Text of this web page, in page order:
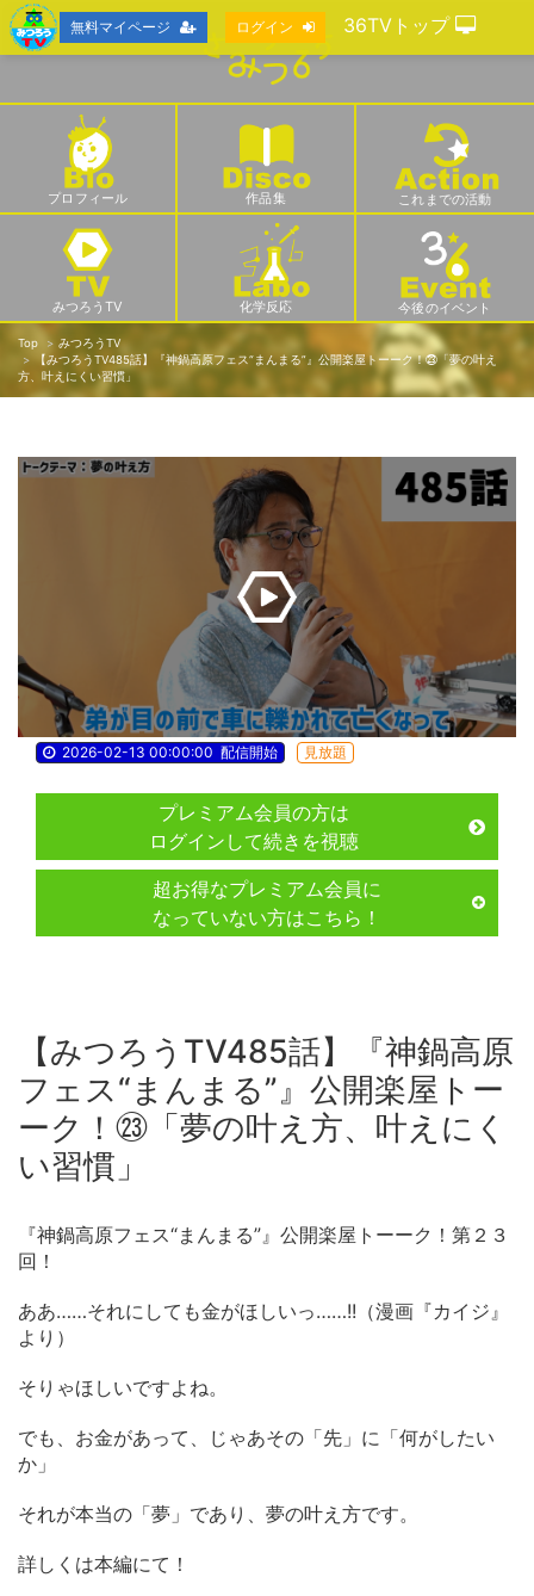
プロフィール 作品集 これまでの活動
みつろうTV 化学反応 今後のイベント
Top
みつろうTV
【みつろうTV485話】『神鍋高原フェス“まんまる”』公開楽屋トーーク！㉓「夢の叶え
方、叶えにくい習慣」
2026-02-13 00:00:00 配信開始 見放題
プレミアム会員の方は
ログインして続きを視聴
超お得なプレミアム会員に
なっていない方はこちら！
【みつろうTV485話】『神鍋高原
フェス“まんまる”』公開楽屋トー
ーク！㉓「夢の叶え方、叶えにく
い習慣」
『神鍋高原フェス“まんまる”』公開楽屋トーーク！第２３
回！
ああ……それにしても金がほしいっ……!!（漫画『カイジ』
より）
そりゃほしいですよね。
でも、お金があって、じゃあその「先」に「何がしたい
か」
それが本当の「夢」であり、夢の叶え方です。
詳しくは本編にて！
無料マイページ ログイン 36TVトップ